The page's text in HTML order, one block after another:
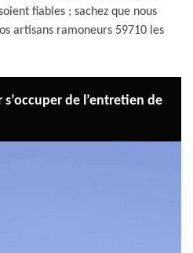
fiables ; sachez que nous
artisans ramoneurs 59710 les
de l’entretien de